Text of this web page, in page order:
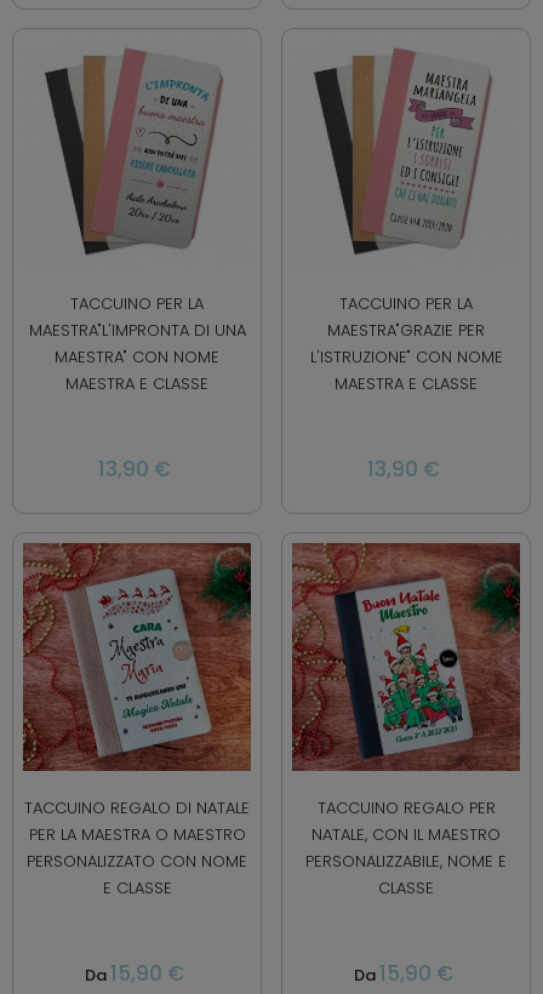
TACCUINO PER LA
MAESTRA"L'IMPRONTA DI UNA
MAESTRA" CON NOME
MAESTRA E CLASSE
13,90 €
TACCUINO PER LA
MAESTRA"GRAZIE PER
L'ISTRUZIONE" CON NOME
MAESTRA E CLASSE
13,90 €
TACCUINO REGALO DI NATALE
PER LA MAESTRA O MAESTRO
PERSONALIZZATO CON NOME
E CLASSE
Da15,90 €
TACCUINO REGALO PER
NATALE, CON IL MAESTRO
PERSONALIZZABILE, NOME E
CLASSE
Da15,90 €